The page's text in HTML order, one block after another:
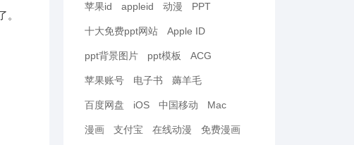
。
苹果id appleid 动漫 PPT
十大免费ppt网站 Apple ID
ppt背景图片 ppt模板 ACG
苹果账号 电子书 薅羊毛
百度网盘 iOS 中国移动 Mac
漫画 支付宝 在线动漫 免费漫画